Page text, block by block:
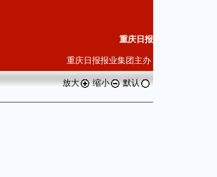
重庆日报
重庆日报报业集团主办
放大 缩小 默认